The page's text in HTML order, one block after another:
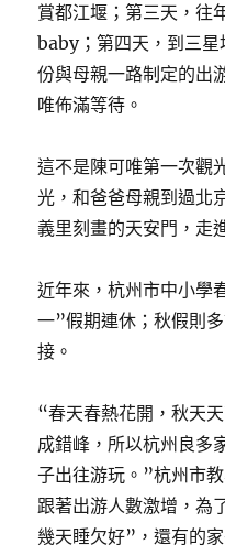
賞都江堰；第三天，往
baby；第四天，到三
份與母親一路制定的出
唯佈滿等待。
這不是陳可唯第一次觀
光，和爸爸母親到過北
義里刻畫的天安門，走
近年來，杭州市中小學
一”假期連休；秋假則
接。
“春天春熱花開，秋天
成錯峰，所以杭州良多
子出往游玩。”杭州市
跟著出游人數激增，為
幾天睡欠好”，還有的